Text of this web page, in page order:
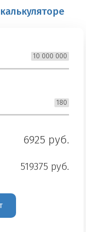
10 000 000
180
6925 руб.
519375 руб.